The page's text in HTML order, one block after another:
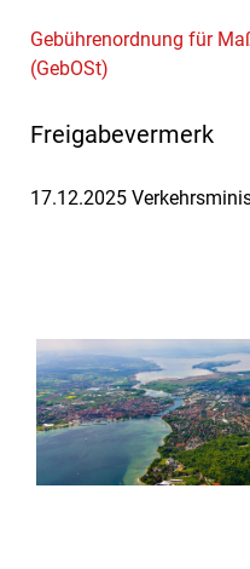
Gebührenordnung für
(GebOSt)
Freigabevermerk
17.12.2025